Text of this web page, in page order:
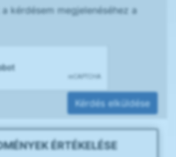
kérdésem megjelenéséhez a
Kérdés elküldése
ÉRTÉKELÉSE